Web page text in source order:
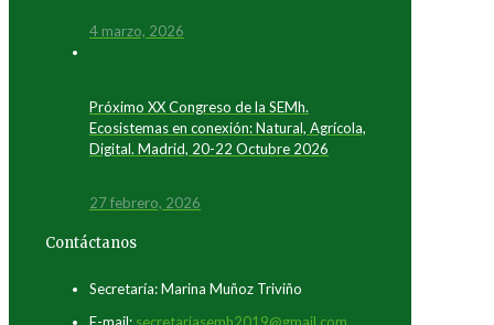
4 marzo, 2026
Próximo XX Congreso de la SEMh.
Ecosistemas en conexión: Natural, Agrícola,
Digital. Madrid, 20-22 Octubre 2026
27 febrero, 2026
Contáctanos
Secretaría: Marina Muñoz Triviño